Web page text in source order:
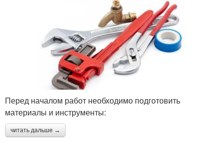
Перед началом работ необходимо подготовить
материалы и инструменты:
читать дальше →